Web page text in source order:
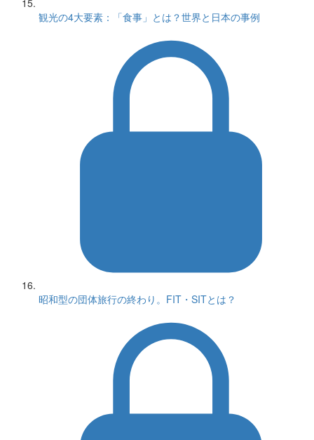
観光の4大要素：「食事」とは？世界と日本の事例
昭和型の団体旅行の終わり。FIT・SITとは？